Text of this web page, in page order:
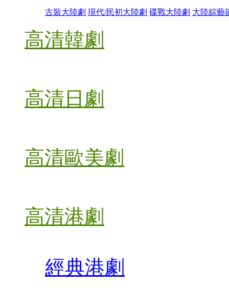
古裝大陸劇 現代/民初大陸劇 碟戰大陸劇 大陸綜藝
高清韓劇
高清日劇
高清歐美劇
高清港劇
經典港劇